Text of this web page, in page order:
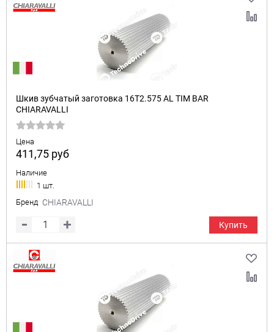
Шкив зубчатый заготовка 16T2.575 AL TIM BAR
CHIARAVALLI
Цена
411,75 руб
Наличие
1 шт.
Бренд CHIARAVALLI
Купить